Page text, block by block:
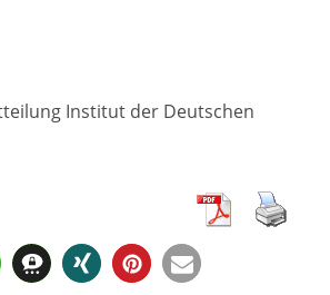
Institut der Deutschen